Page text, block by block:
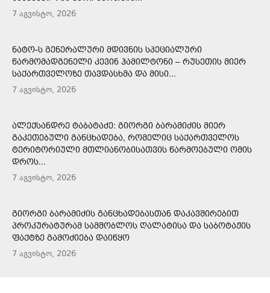
7 აგვისტო, 2026
ᲜᲐᲢᲝ-Ს ᲒᲔᲜᲔᲠᲐᲚᲣᲠᲘ ᲛᲓᲘᲕᲜᲘᲡ ᲡᲞᲔᲪᲘᲐᲚᲣᲠᲘ
ᲬᲐᲠᲛᲝᲛᲐᲓᲒᲔᲜᲔᲚᲘ ᲙᲔᲕᲘᲜ ᲰᲐᲛᲘᲚᲢᲝᲜᲘ – ᲠᲣᲡᲔᲗᲘᲡ ᲛᲘᲔᲠ
ᲡᲐᲥᲐᲠᲗᲕᲔᲚᲝᲖᲔ ᲗᲐᲕᲓᲐᲡᲮᲛᲐ ᲓᲐ ᲛᲘᲡᲘ...
7 აგვისტო, 2026
ᲐᲚᲔᲥᲡᲐᲜᲓᲠᲔ ᲢᲐᲑᲐᲢᲐᲫᲔ: ᲒᲘᲝᲠᲒᲘ ᲑᲐᲠᲐᲛᲘᲫᲘᲡ ᲛᲘᲔᲠ
ᲒᲐᲙᲔᲗᲔᲑᲣᲚᲘ ᲒᲐᲜᲪᲮᲐᲓᲔᲑᲐ, ᲠᲝᲛᲔᲚᲘᲪ ᲡᲐᲥᲐᲠᲗᲕᲔᲚᲝᲡ
ᲢᲔᲠᲘᲢᲝᲠᲘᲣᲚᲘ ᲛᲗᲚᲘᲐᲜᲝᲑᲘᲡᲐᲗᲕᲘᲡ ᲬᲐᲠᲛᲝᲔᲑᲣᲚᲘ ᲝᲛᲘᲡ
ᲓᲠᲝᲡ...
7 აგვისტო, 2026
ᲒᲘᲝᲠᲒᲘ ᲑᲐᲠᲐᲛᲘᲫᲘᲡ ᲒᲐᲜᲪᲮᲐᲓᲔᲑᲐᲡᲗᲐᲜ ᲓᲐᲙᲐᲕᲨᲘᲠᲔᲑᲘᲗ
ᲞᲠᲝᲙᲣᲠᲐᲢᲣᲠᲐᲛ ᲡᲐᲛᲨᲝᲑᲚᲝᲡ ᲦᲐᲚᲐᲢᲘᲡᲐ ᲓᲐ ᲡᲐᲑᲝᲢᲐᲟᲘᲡ
ᲤᲐᲥᲢᲖᲔ ᲒᲐᲛᲝᲫᲘᲔᲑᲐ ᲓᲐᲘᲬᲧᲝ
7 აგვისტო, 2026